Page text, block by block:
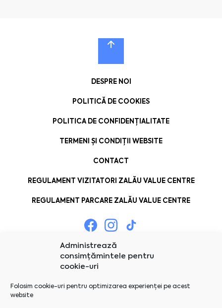
Administrează
consimțămintele pentru
cookie-uri
Folosim cookie-uri pentru optimizarea experienței pe acest
website
DESPRE NOI
POLITICĂ DE COOKIES
POLITICA DE CONFIDENȚIALITATE
TERMENI ȘI CONDIȚII WEBSITE
CONTACT
REGULAMENT VIZITATORI ZALĂU VALUE CENTRE
REGULAMENT PARCARE ZALĂU VALUE CENTRE